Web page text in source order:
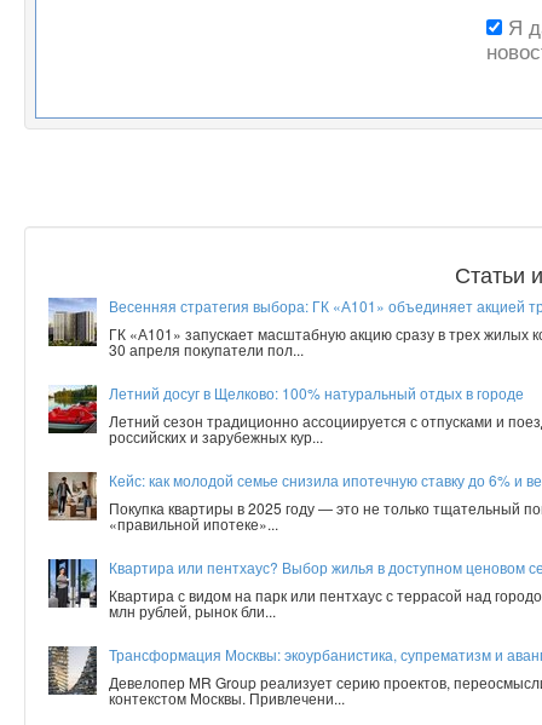
Я
Статьи
Весенняя стратегия выбора: ГК «А101» объединяет акцией
ГК «А101» запускает масштабную акцию сразу в трех
30 апреля покупатели пол...
Летний досуг в Щелково: 100% натуральный отдых в городе
Летний сезон традиционно ассоциируется с отпусками и
российских и зарубежных кур...
Кейс: как молодой семье снизила ипотечную ставку до 6% и
Покупка квартиры в 2025 году — это не только тщательный
«правильной ипотеке»...
Квартира или пентхаус? Выбор жилья в доступном ценовом
Квартира с видом на парк или пентхаус с террасой над
млн рублей, рынок бли...
Трансформация Москвы: экоурбанистика, супрематизм и
Девелопер MR Group реализует серию проектов,
контекстом Москвы. Привлечени...